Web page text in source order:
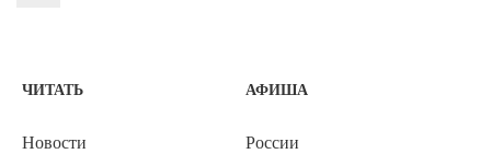
ЧИТАТЬ
Новости
АФИША
России